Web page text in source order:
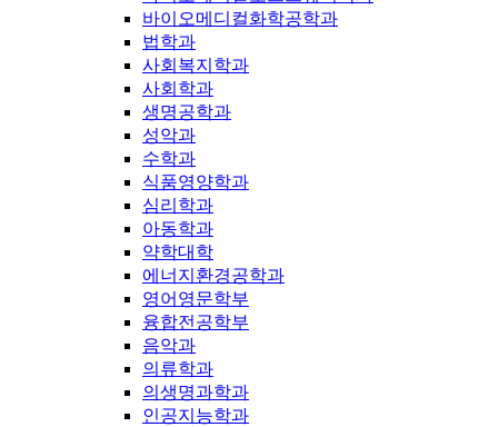
바이오메디컬화학공학과
법학과
사회복지학과
사회학과
생명공학과
성악과
수학과
식품영양학과
심리학과
아동학과
약학대학
에너지환경공학과
영어영문학부
융합전공학부
음악과
의류학과
의생명과학과
인공지능학과